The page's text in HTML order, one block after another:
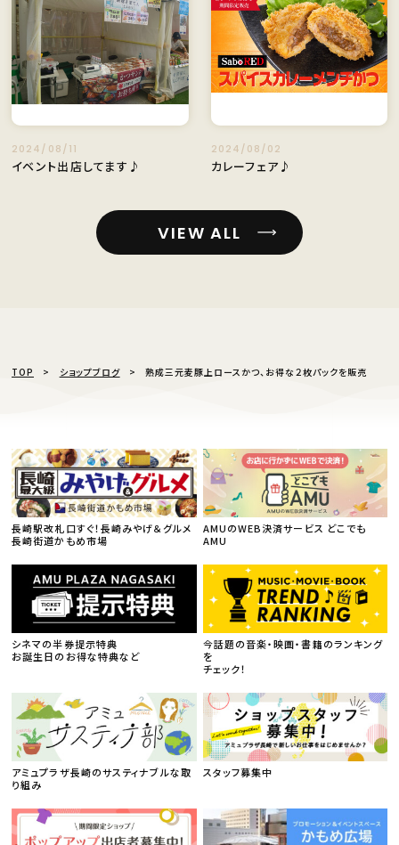
2024/08/11
イベント出店してます♪
2024/08/02
カレーフェア♪
VIEW ALL
TOP ショップブログ 熟成三元麦豚上ロースかつ、お得な２枚パックを販売
長崎駅改札口すぐ！長崎みやげ＆グルメ
長崎街道かもめ市場
AMUのWEB決済サービス どこでも
AMU
シネマの半券提示特典
お誕生日のお得な特典など
今話題の音楽・映画・書籍のランキング
を
チェック！
アミュプラザ長崎のサスティナブルな取
り組み
スタッフ募集中